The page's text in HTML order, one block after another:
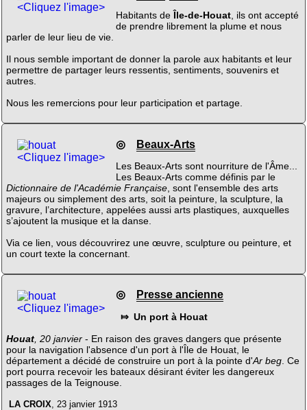
<Cliquez l'image>
Habitants de Île-de-Houat, ils ont accepté
de prendre librement la plume et nous
parler de leur lieu de vie.
Il nous semble important de donner la parole aux habitants et leur
permettre de partager leurs ressentis, sentiments, souvenirs et
autres.
Nous les remercions pour leur participation et partage.
<Cliquez l'image>
◎ Beaux-Arts
Les Beaux-Arts sont nourriture de l'Âme...
Les Beaux-Arts comme définis par le
Dictionnaire de l'Académie Française, sont l'ensemble des arts
majeurs ou simplement des arts, soit la peinture, la sculpture, la
gravure, l’architecture, appelées aussi arts plastiques, auxquelles
s’ajoutent la musique et la danse.
Via ce lien, vous découvrirez une œuvre, sculpture ou peinture, et
un court texte la concernant.
<Cliquez l'image>
◎ Presse ancienne
⤇ Un port à Houat
Houat, 20 janvier- En raison des graves dangers que présente
pour la navigation l'absence d'un port à l'Île de Houat, le
département a décidé de construire un port à la pointe d'Ar beg. Ce
port pourra recevoir les bateaux désirant éviter les dangereux
passages de la Teignouse.
LA CROIX , 23 janvier 1913